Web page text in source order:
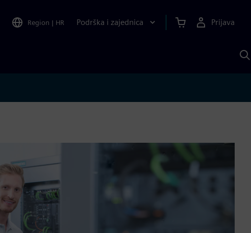
Region | HR Podrška i zajednica Prijava